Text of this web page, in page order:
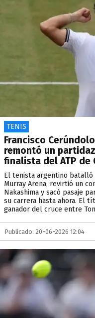
TENIS
Francisco
remontó un
finalista del ATP de
El tenista argentino batalló
Murray Arena, revirtió un
Nakashima y sacó pasaje
su carrera hasta ahora. El
ganador del cruce entre
Publicado: 20-06-2026 12:04